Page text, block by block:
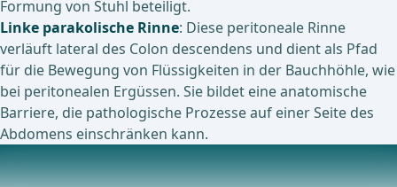
Formung von Stuhl beteiligt.
Linke parakolische Rinne: Diese peritoneale Rinne
verläuft lateral des Colon descendens und dient als Pfad
für die Bewegung von Flüssigkeiten in der Bauchhöhle, wie
bei peritonealen Ergüssen. Sie bildet eine anatomische
Barriere, die pathologische Prozesse auf einer Seite des
Abdomens einschränken kann.
Links unten